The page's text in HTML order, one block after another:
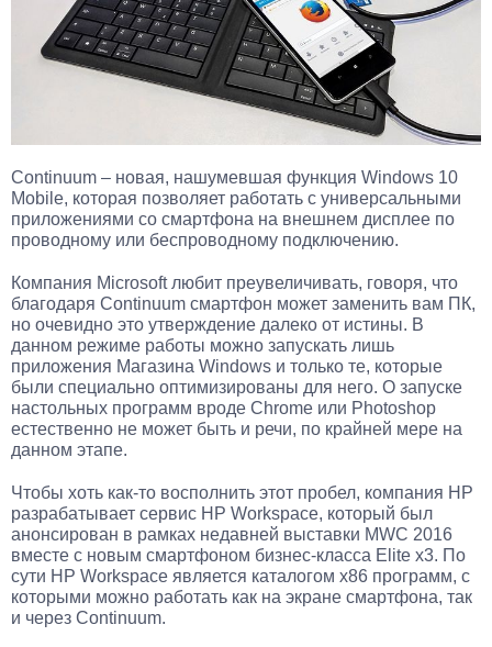
Continuum – новая, нашумевшая функция Windows 10
Mobile, которая позволяет работать с универсальными
приложениями со смартфона на внешнем дисплее по
проводному или беспроводному подключению.
Компания Microsoft любит преувеличивать, говоря, что
благодаря Continuum смартфон может заменить вам ПК,
но очевидно это утверждение далеко от истины. В
данном режиме работы можно запускать лишь
приложения Магазина Windows и только те, которые
были специально оптимизированы для него. О запуске
настольных программ вроде Chrome или Photoshop
естественно не может быть и речи, по крайней мере на
данном этапе.
Чтобы хоть как-то восполнить этот пробел, компания HP
разрабатывает сервис HP Workspace, который был
анонсирован в рамках недавней выставки MWC 2016
вместе с новым смартфоном бизнес-класса Elite x3. По
сути HP Workspace является каталогом x86 программ, с
которыми можно работать как на экране смартфона, так
и через Continuum.